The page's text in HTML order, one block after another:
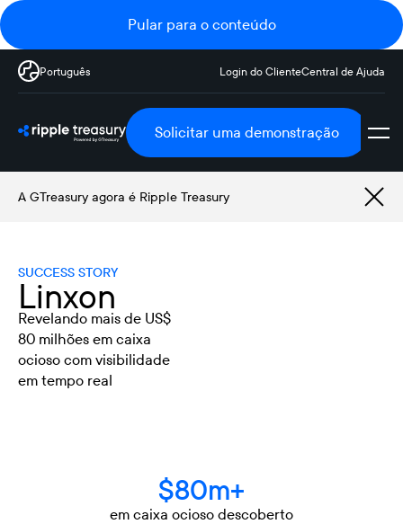
Pular para o conteúdo
Português Login do ClienteCentral de Ajuda
Solicitar uma demonstração
A GTreasury agora é Ripple Treasury
SUCCESS STORY
Linxon
Revelando mais de US$
80 milhões em caixa
ocioso com visibilidade
em tempo real
$80m+
em caixa ocioso descoberto